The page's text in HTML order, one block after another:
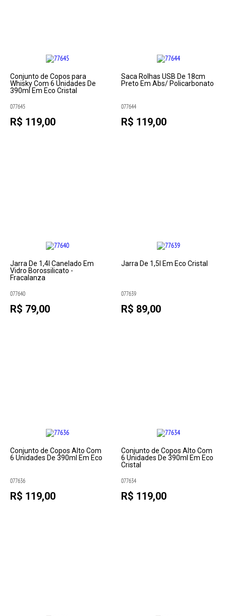
Conjunto de Copos para
Whisky Com 6 Unidades De
390ml Em Eco Cristal
077645
R$ 119,00
Saca Rolhas USB De 18cm
Preto Em Abs/ Policarbonato
077644
R$ 119,00
Jarra De 1,4l Canelado Em
Vidro Borossilicato -
Fracalanza
077640
R$ 79,00
Jarra De 1,5l Em Eco Cristal
077639
R$ 89,00
Conjunto de Copos Alto Com
6 Unidades De 390ml Em Eco
077636
R$ 119,00
Conjunto de Copos Alto Com
6 Unidades De 390ml Em Eco
Cristal
077634
R$ 119,00